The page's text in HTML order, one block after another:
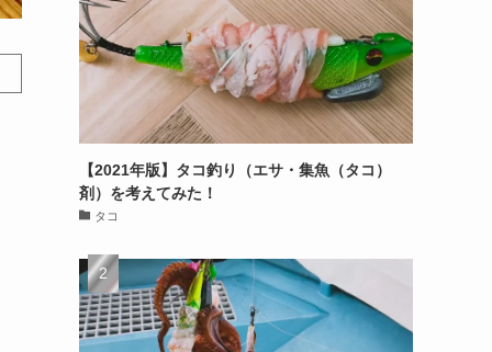
【2021年版】タコ釣り（エサ・集魚（タコ）
剤）を考えてみた！
タコ